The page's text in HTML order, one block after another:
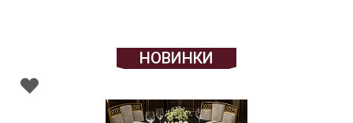
НОВИНКИ